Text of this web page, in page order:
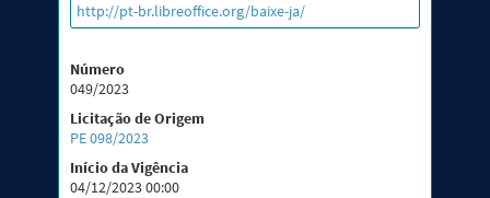
http://pt-br.libreoffice.org/baixe-ja/
Número
049/2023
Licitação de Origem
PE 098/2023
Início da Vigência
04/12/2023 00:00